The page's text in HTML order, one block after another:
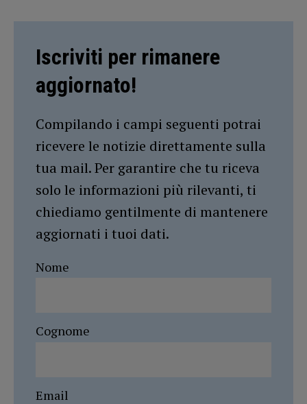
Iscriviti per rimanere
aggiornato!
Compilando i campi seguenti potrai
ricevere le notizie direttamente sulla
tua mail. Per garantire che tu riceva
solo le informazioni più rilevanti, ti
chiediamo gentilmente di mantenere
aggiornati i tuoi dati.
Nome
Cognome
Email